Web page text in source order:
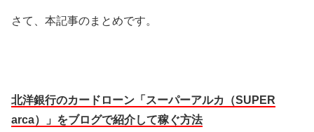
さて、本記事のまとめです。
北洋銀行のカードローン「スーパーアルカ（SUPER
arca）」をブログで紹介して稼ぐ方法